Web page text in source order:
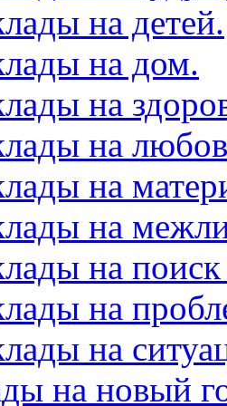
на детей.
на дом.
на
на
на
на
на
на
на
на новый